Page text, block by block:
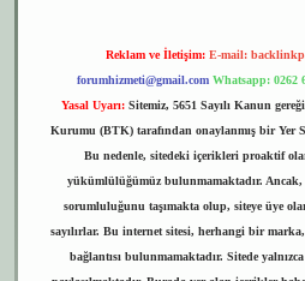
Reklam ve İletişim: E-mail:
forumhizmeti@gmail.com Whatsapp: 0262
Yasal Uyarı: Sitemiz, 5651 Sayılı Kanun
Kurumu (BTK) tarafından onaylanmış bir Yer
Bu nedenle, sitedeki içerikleri proaktif
yükümlülüğümüz bulunmamaktadır. Ancak,
sorumluluğunu taşımakta olup, siteye üye
sayılırlar. Bu internet sitesi, herhangi bir
bağlantısı bulunmamaktadır. Sitede